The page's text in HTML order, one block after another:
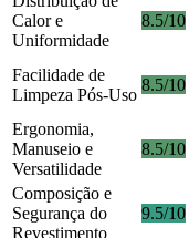
Calor e
Uniformidade
8.5/10
Facilidade de
Limpeza Pós-Uso
8.5/10
Ergonomia,
Manuseio e
Versatilidade
8.5/10
Composição e
Segurança do
Revestimento
9.5/10